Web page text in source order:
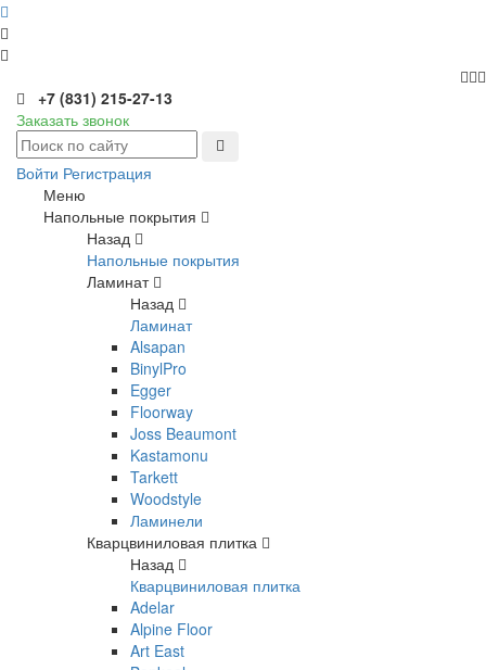
+7 (831) 215-27-13
Заказать звонок
Войти Регистрация
Меню
Напольные покрытия
Назад
Напольные покрытия
Ламинат
Назад
Ламинат
Alsapan
BinylPro
Egger
Floorway
Joss Beaumont
Kastamonu
Tarkett
Woodstyle
Ламинели
Кварцвиниловая плитка
Назад
Кварцвиниловая плитка
Adelar
Alpine Floor
Art East